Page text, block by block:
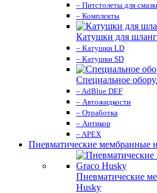
– Питстолеты для
– Комплекты
Катушки для
– Катушки LD
– Катушки SD
Специальное
– AdBlue DEF
– Автожидкости
– Отработка
– Антикор
– APEX
Пневматические мембранные
Пневматические
Husky